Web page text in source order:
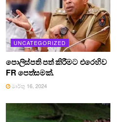
UNCATEGORIZED
පොලිස්පති පත් කිරීමට එරෙහිව
FR පෙත්සමක්.
මාර්තු 16, 2024